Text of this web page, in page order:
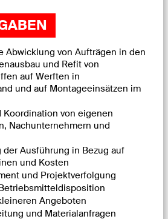
Abwicklung von Aufträgen in den
und Refit von
auf Werften in
und auf Montageeinsätzen im
Koordination von eigenen
Nachunternehmern und
Ausführung in Bezug auf
und Kosten
und Projektverfolgung
Angeboten
und Materialanfragen